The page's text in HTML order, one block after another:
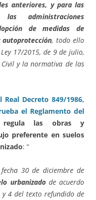
anteriores, y para las
administraciones
de medidas de
, todo ello
17/2015, de 9 de julio,
y la normativa de las
Decreto 849/1986,
el Reglamento del
las obras y
preferente en suelos
: “
30 de diciembre de
urbanizadode acuerdo
4 del texto refundido de